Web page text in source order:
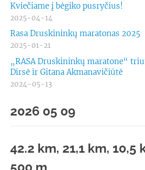
Kviečiame į bėgiko pusryčius!
2025-04-14
Rasa Druskininkų maratonas 2025
2025-01-21
„RASA Druskininkų maratone“
Dirsė ir Gitana Akmanavičiūtė
2024-05-13
2026 05 09
42.2 km, 21,1 km, 10,5